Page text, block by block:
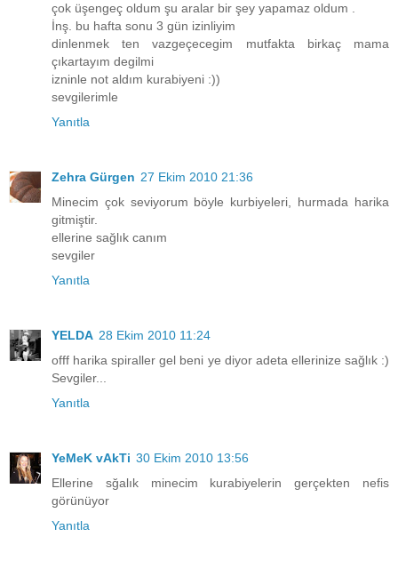
çok üşengeç oldum şu aralar bir şey yapamaz oldum .
İnş. bu hafta sonu 3 gün izinliyim
dinlenmek ten vazgeçecegim mutfakta birkaç mama
çıkartayım degilmi
izninle not aldım kurabiyeni :))
sevgilerimle
Yanıtla
Zehra Gürgen 27 Ekim 2010 21:36
Minecim çok seviyorum böyle kurbiyeleri, hurmada harika
gitmiştir.
ellerine sağlık canım
sevgiler
Yanıtla
YELDA 28 Ekim 2010 11:24
offf harika spiraller gel beni ye diyor adeta ellerinize sağlık :)
Sevgiler...
Yanıtla
YeMeK vAkTi 30 Ekim 2010 13:56
Ellerine sğalık minecim kurabiyelerin gerçekten nefis
görünüyor
Yanıtla